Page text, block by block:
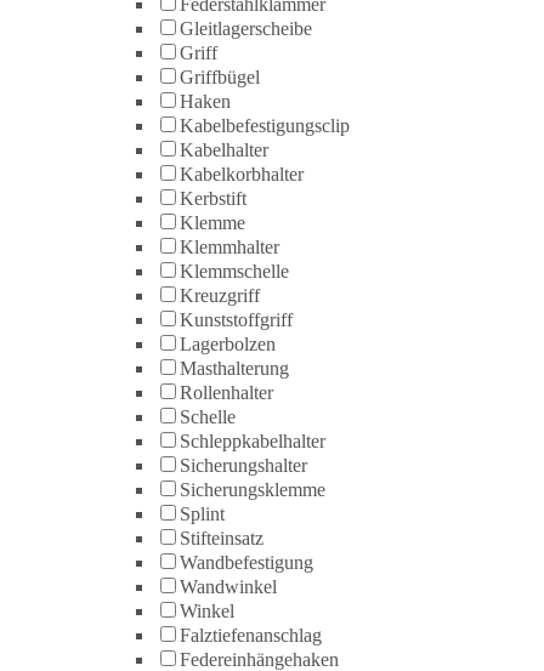
Gleitlagerscheibe
Griff
Griffbügel
Haken
Kabelbefestigungsclip
Kabelhalter
Kabelkorbhalter
Kerbstift
Klemme
Klemmhalter
Klemmschelle
Kreuzgriff
Kunststoffgriff
Lagerbolzen
Masthalterung
Rollenhalter
Schelle
Schleppkabelhalter
Sicherungshalter
Sicherungsklemme
Splint
Stifteinsatz
Wandbefestigung
Wandwinkel
Winkel
Falztiefenanschlag
Federeinhängehaken